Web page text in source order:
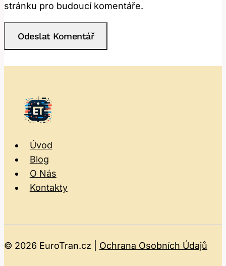
stránku pro budoucí komentáře.
Úvod
Blog
O Nás
Kontakty
© 2026 EuroTran.cz | Ochrana Osobních Údajů